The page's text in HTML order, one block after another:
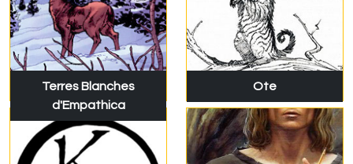
Terres Blanches
d'Empathica
Ote